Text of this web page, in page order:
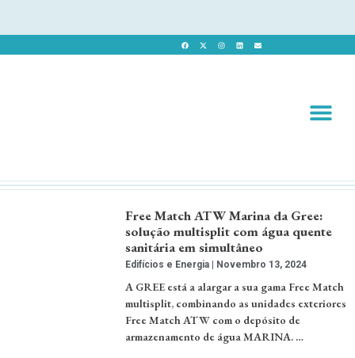
Free Match ATW Marina da Gree:
solução multisplit com água quente
sanitária em simultâneo
Edifícios e Energia Novembro 13, 2024
A GREE está a alargar a sua gama Free Match
multisplit, combinando as unidades exteriores
Free Match ATW com o depósito de
armazenamento de água MARINA. …